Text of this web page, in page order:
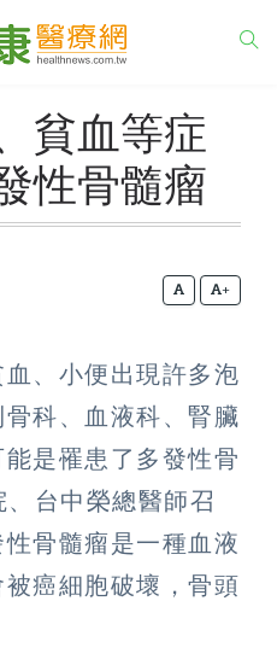
貧血等症
性骨髓瘤
+
、小便出現許多泡
科、血液科、腎臟
是罹患了多發性骨
台中榮總醫師召
骨髓瘤是一種血液
癌細胞破壞，骨頭